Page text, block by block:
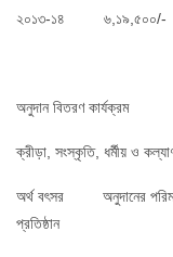
২০১৩-১৪
অনুদান বিতরণ কার্যক্রম
ক্রীড়া, সংস্কৃতি, ধর্মীয় ও
অর্থ বৎসর অনুদানের
প্রতিষ্ঠান